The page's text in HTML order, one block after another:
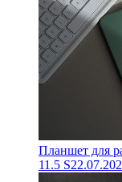
Планшет для
11.5 S